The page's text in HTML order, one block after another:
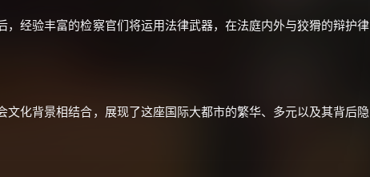
，经验丰富的检察官们将运用法律武器，在法庭内外与狡猾的辩护律
文化背景相结合，展现了这座国际大都市的繁华、多元以及其背后隐
朋友们辛苦了 💦
还有支付宝现金红包、外卖红包、